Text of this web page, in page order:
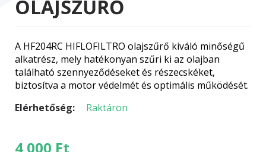
OLAJSZŰRŐ
A HF204RC HIFLOFILTRO olajszűrő kiváló minőségű
alkatrész, mely hatékonyan szűri ki az olajban
található szennyeződéseket és részecskéket,
biztosítva a motor védelmét és optimális működését.
Elérhetőség:
Raktáron
4 000 Ft